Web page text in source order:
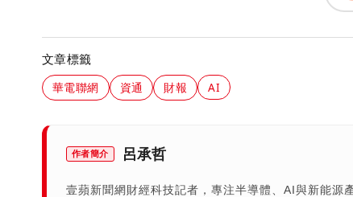
文章標籤
華電聯網 資通 財報 AI
作者簡介 呂承哲
壹蘋新聞網財經科技記者，專注半導體、AI與新能源